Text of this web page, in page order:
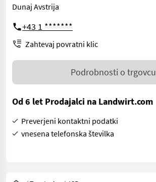
Dunaj Avstrija
+43 1 *******
Zahtevaj povratni klic
Podrobnosti o trgovcu
Od 6 let Prodajalci na Landwirt.com
Preverjeni kontaktni podatki
vnesena telefonska številka